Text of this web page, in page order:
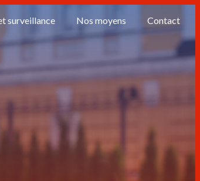
surveillance Nos moyens Contact